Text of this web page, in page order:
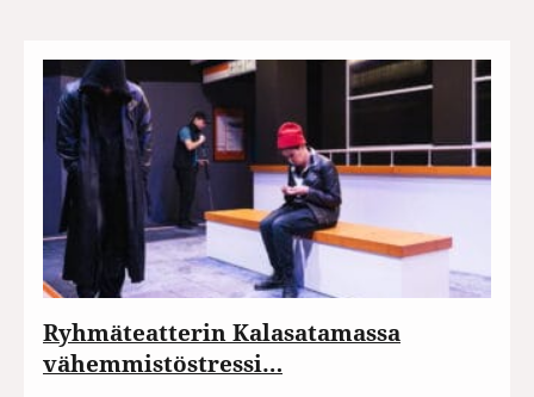
Ryhmäteatterin Kalasatamassa
vähemmistöstressi…